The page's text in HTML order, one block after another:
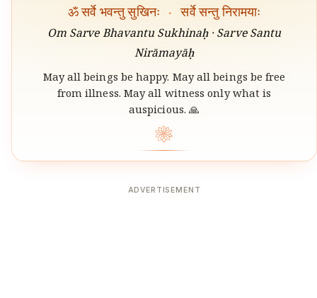
ॐ सर्वे भवन्तु सुखिनः · सर्वे सन्तु निरामयाः
Om Sarve Bhavantu Sukhinaḥ · Sarve Santu
Nirāmayāḥ
May all beings be happy. May all beings be free
from illness. May all witness only what is
auspicious. 🙏
❀
ADVERTISEMENT